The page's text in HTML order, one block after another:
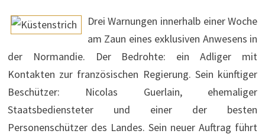
Drei Warnungen innerhalb einer Woche
am Zaun eines exklusiven Anwesens in
der Normandie. Der Bedrohte: ein Adliger mit
Kontakten zur französischen Regierung. Sein künftiger
Beschützer: Nicolas Guerlain, ehemaliger
Staatsbediensteter und einer der besten
Personenschützer des Landes. Sein neuer Auftrag führt